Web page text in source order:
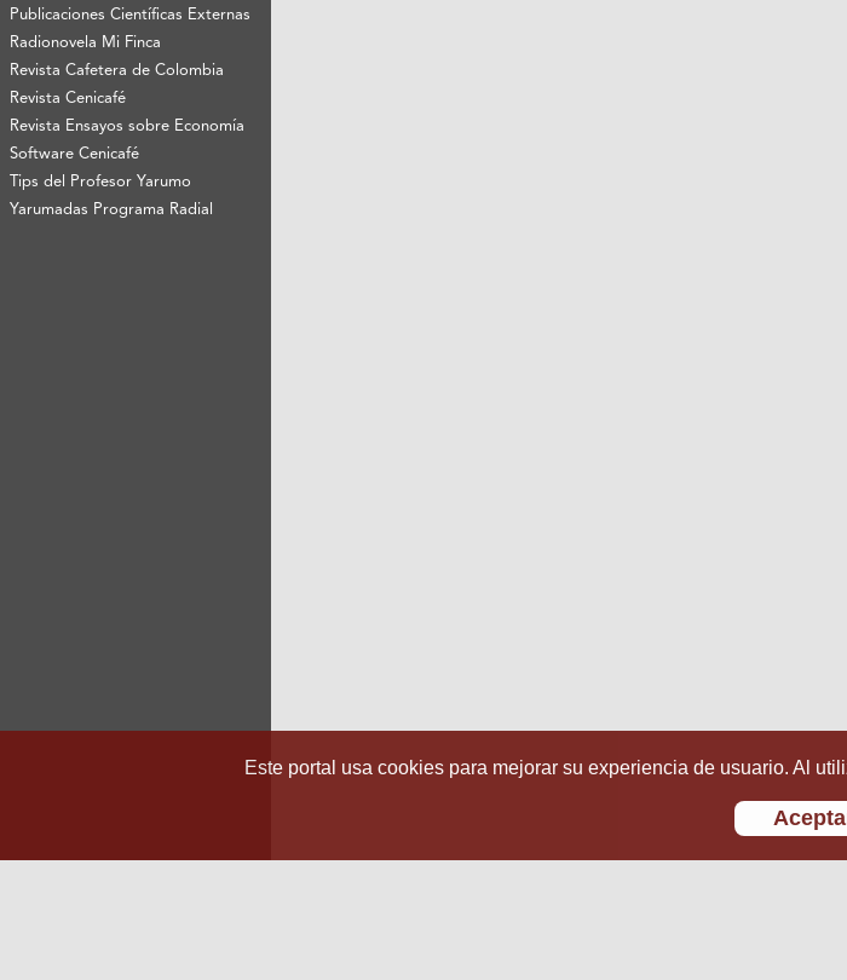
Publicaciones Científicas Externas
Radionovela Mi Finca
Revista Cafetera de Colombia
Revista Cenicafé
Revista Ensayos sobre Economía
Software Cenicafé
Tips del Profesor Yarumo
Yarumadas Programa Radial
Este portal usa cookies para mejorar su experiencia de usuario. Al